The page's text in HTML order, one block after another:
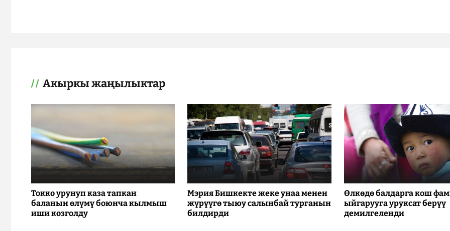
Акыркы жаңылыктар
Токко урунуп каза тапкан
баланын өлүмү боюнча кылмыш
иши козголду
Мэрия Бишкекте жеке унаа менен
жүрүүгө тыюу салынбай турганын
билдирди
Өлкөдө балдарга кош
ыйгарууга уруксат берүү
демилгеленди